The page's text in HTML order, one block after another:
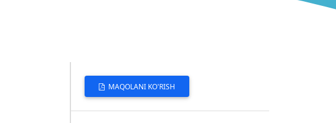
MAQOLANI KO'RISH